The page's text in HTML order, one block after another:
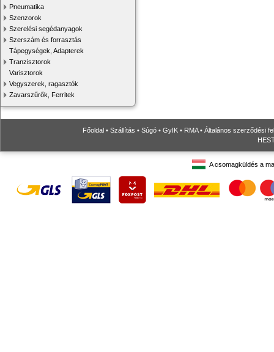
Pneumatika
Szenzorok
Szerelési segédanyagok
Szerszám és forrasztás
Tápegységek, Adapterek
Tranzisztorok
Varisztorok
Vegyszerek, ragasztók
Zavarszűrők, Ferritek
Főoldal • Szállítás • Súgó • GyIK • RMA• Általános szerződési
A csomagküldés a